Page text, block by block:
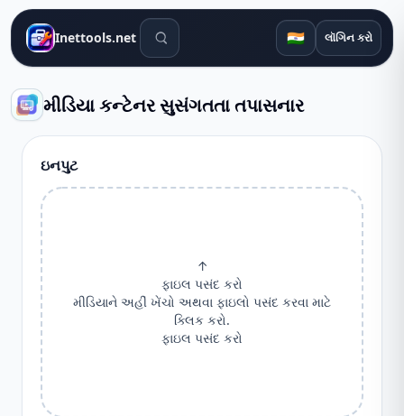
Inettools.net શોધ સાધનો 🇮🇳 લૉગિન કરો
મીડિયા કન્ટેનર સુસંગતતા તપાસનાર
ઇનપુટ
↑
ફાઇલ પસંદ કરો
મીડિયાને અહીં ખેંચો અથવા ફાઇલો પસંદ કરવા માટે
ક્લિક કરો.
ફાઇલ પસંદ કરો